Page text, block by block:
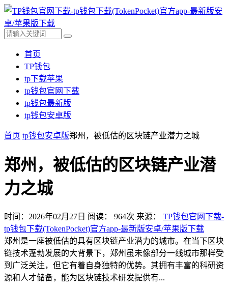
首页
TP钱包
tp下载苹果
tp钱包官网下载
tp钱包最新版
tp钱包安卓版
首页 tp钱包安卓版郑州，被低估的区块链产业潜力之城
郑州，被低估的区块链产业潜
力之城
时间：2026年02月27日 阅读： 964次 来源： TP钱包官网下载-
tp钱包下载(TokenPocket)官方app-最新版安卓/苹果版下载
郑州是一座被低估的具有区块链产业潜力的城市。在当下区块
链技术蓬勃发展的大背景下，郑州虽未像部分一线城市那样受
到广泛关注，但它有着自身独特的优势。其拥有丰富的科研资
源和人才储备，能为区块链技术研发提供有...